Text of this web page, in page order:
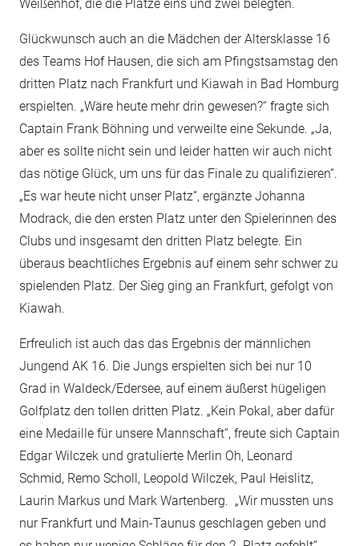
Weißenhof, die die Plätze eins und zwei belegten.
Glückwunsch auch an die Mädchen der Altersklasse 16
des Teams Hof Hausen, die sich am Pfingstsamstag den
dritten Platz nach Frankfurt und Kiawah in Bad Homburg
erspielten. „Wäre heute mehr drin gewesen?“ fragte sich
Captain Frank Böhning und verweilte eine Sekunde. „Ja,
aber es sollte nicht sein und leider hatten wir auch nicht
das nötige Glück, um uns für das Finale zu qualifizieren“.
„Es war heute nicht unser Platz“, ergänzte Johanna
Modrack, die den ersten Platz unter den Spielerinnen des
Clubs und insgesamt den dritten Platz belegte. Ein
überaus beachtliches Ergebnis auf einem sehr schwer zu
spielenden Platz. Der Sieg ging an Frankfurt, gefolgt von
Kiawah.
Erfreulich ist auch das das Ergebnis der männlichen
Jungend AK 16. Die Jungs erspielten sich bei nur 10
Grad in Waldeck/Edersee, auf einem äußerst hügeligen
Golfplatz den tollen dritten Platz. „Kein Pokal, aber dafür
eine Medaille für unsere Mannschaft“, freute sich Captain
Edgar Wilczek und gratulierte Merlin Oh, Leonard
Schmid, Remo Scholl, Leopold Wilczek, Paul Heislitz,
Laurin Markus und Mark Wartenberg. „Wir mussten uns
nur Frankfurt und Main-Taunus geschlagen geben und